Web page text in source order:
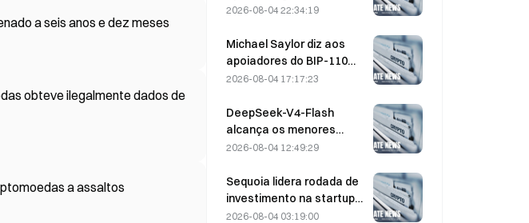
a seis anos e dez meses
obteve ilegalmente dados de
misteriosas posições de
330 antes do vencimento
na sexta-feira
2026-08-04 22:34:19
Michael Saylor diz aos
apoiadores do BIP-110
para “recuarem”
mineradores estagna em
2,70%
2026-08-04 17:17:23
DeepSeek-V4-Flash
alcança os menores
custos operacionais
modelos de IA nos
benchmarks mais
recentes
2026-08-04 12:49:29
Sequoia lidera rodada de
investimento na startup
nuclear Valar Atomics em
2026-08-04 03:19:00